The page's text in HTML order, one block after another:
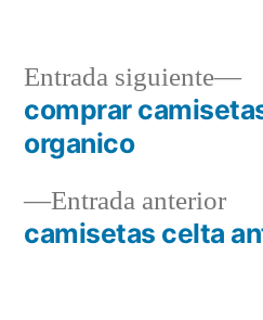
Navegación
entradas
Entrada anterior
camisetas celta
Entrada siguiente
comprar
organico